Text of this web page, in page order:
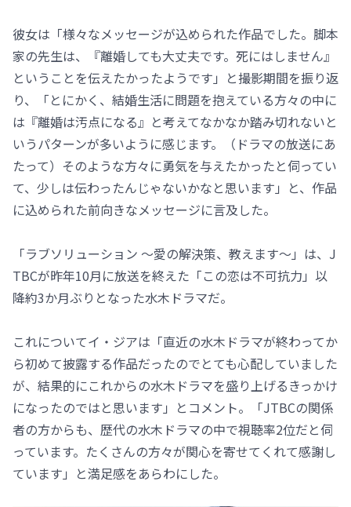
彼女は「様々なメッセージが込められた作品でした。脚本
家の先生は、『離婚しても大丈夫です。死にはしません』
ということを伝えたかったようです」と撮影期間を振り返
り、「とにかく、結婚生活に問題を抱えている方々の中に
は『離婚は汚点になる』と考えてなかなか踏み切れないと
いうパターンが多いように感じます。（ドラマの放送にあ
たって）そのような方々に勇気を与えたかったと伺ってい
て、少しは伝わったんじゃないかなと思います」と、作品
に込められた前向きなメッセージに言及した。
「ラブソリューション ～愛の解決策、教えます～」は、J
TBCが昨年10月に放送を終えた「この恋は不可抗力」以
降約3か月ぶりとなった水木ドラマだ。
これについてイ・ジアは「直近の水木ドラマが終わってか
ら初めて披露する作品だったのでとても心配していました
が、結果的にこれからの水木ドラマを盛り上げるきっかけ
になったのではと思います」とコメント。「JTBCの関係
者の方からも、歴代の水木ドラマの中で視聴率2位だと伺
っています。たくさんの方々が関心を寄せてくれて感謝し
ています」と満足感をあらわにした。